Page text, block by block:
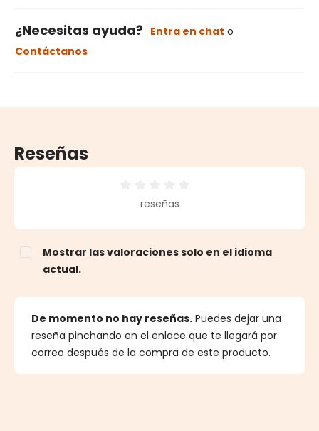
¿Necesitas ayuda? Entra en chat o
Contáctanos
Reseñas
Calificación promedio de 0 de 5 estrellas
reseñas
Mostrar las valoraciones solo en el idioma
actual.
De momento no hay reseñas. Puedes dejar una
reseña pinchando en el enlace que te llegará por
correo después de la compra de este producto.